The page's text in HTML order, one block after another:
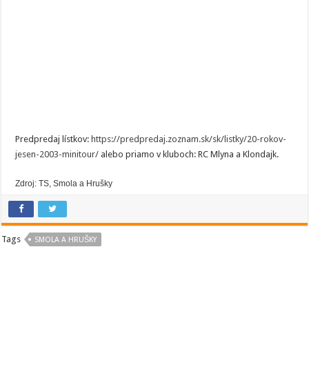
Predpredaj lístkov: https://predpredaj.zoznam.sk/sk/listky/20-rokov-
jesen-2003-minitour/ alebo priamo v kluboch: RC Mlyna a Klondajk.
Zdroj: TS, Smola a Hrušky
Tags SMOLA A HRUŠKY